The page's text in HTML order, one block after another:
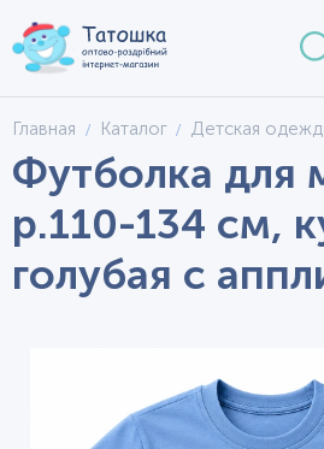
Главная Каталог Детская
Футболка для
р.110-134 см,
голубая с